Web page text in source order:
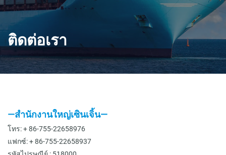
ติดต่อเรา
—สำนักงานใหญ่เซินเจิ้น—
โทร: + 86-755-22658976
แฟกซ์: + 86-755-22658937